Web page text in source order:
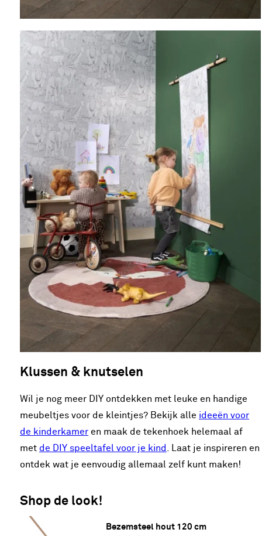
Klussen & knutselen
Wil je nog meer DIY ontdekken met leuke en handige
meubeltjes voor de kleintjes? Bekijk alle ideeën voor
de kinderkamer en maak de tekenhoek helemaal af
met de DIY speeltafel voor je kind
. Laat je inspireren en
ontdek wat je eenvoudig allemaal zelf kunt maken!
Shop de look!
Bezemsteel hout 120 cm